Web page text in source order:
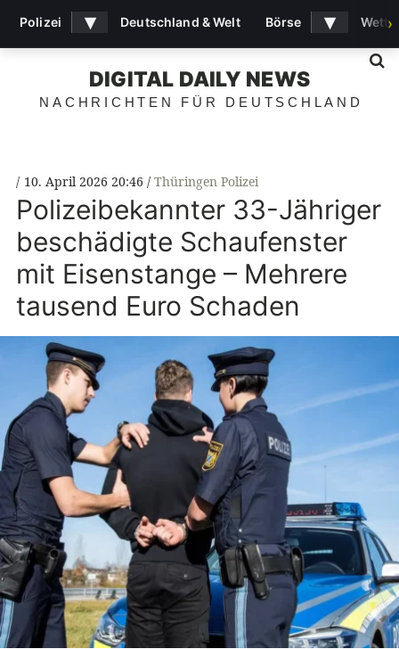
DIGITAL DAILY NEWS
NACHRICHTEN FÜR DEUTSCHLAND
10. April 2026 20:46 Thüringen Polizei
Polizeibekannter 33-Jähriger
beschädigte Schaufenster
mit Eisenstange – Mehrere
tausend Euro Schaden
Polizei ▾ Deutschland & Welt Börse ▾ ›